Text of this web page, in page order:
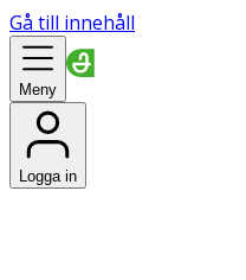
Gå till innehåll
Meny
Logga in